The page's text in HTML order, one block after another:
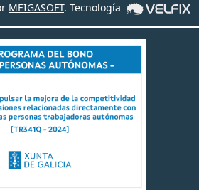
MEIGASOFT. Tecnología